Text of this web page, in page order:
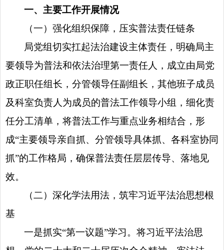
一、主要工作开展情况
（一）强化组织保障，压实普法责任链条
局党组切实扛起法治建设主体责任，明确局主
要领导为普法和依法治理第一责任人，成立由局党
政正职任组长，分管领导任副组长，其他班子成员
及科室负责人为成员的普法工作领导小组，细化责
任分工清单，将普法工作与重点业务相结合，形
成“主要领导亲自抓、分管领导具体抓、各科室协同
抓”的工作格局，确保普法责任层层传导、落地见
效。
（二）深化学法用法，筑牢习近平法治思想根
基
一是抓实“第一议题”学习。将习近平法治思